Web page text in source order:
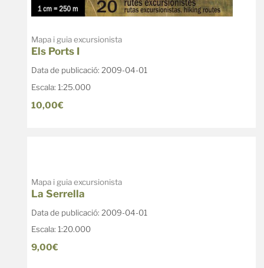
Mapa i guia excursionista
Els Ports I
Data de publicació: 2009-04-01
Escala: 1:25.000
10,00€
Mapa i guia excursionista
La Serrella
Data de publicació: 2009-04-01
Escala: 1:20.000
9,00€